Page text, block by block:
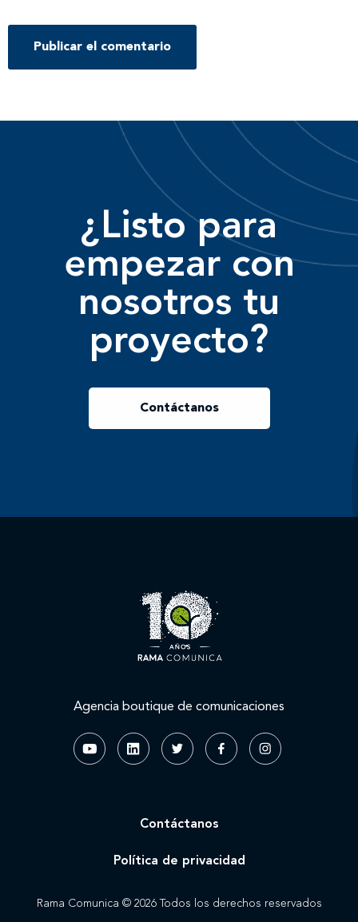
¿Listo para
empezar con
nosotros tu
proyecto?
Contáctanos
Agencia boutique de comunicaciones
Rama Comunica © 2026 Todos los derechos reservados
Contáctanos
Política de privacidad